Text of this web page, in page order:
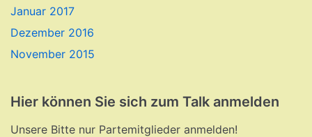
Januar 2017
Dezember 2016
November 2015
Hier können Sie sich zum Talk anmelden
Unsere Bitte nur Partemitglieder anmelden!